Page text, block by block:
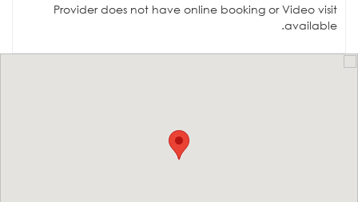
Provider does not have online booking or Video visit
available.